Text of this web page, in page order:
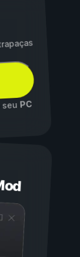
seuPC